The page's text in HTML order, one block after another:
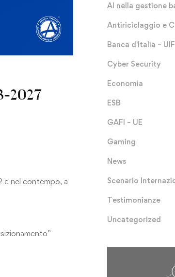
2027
e nel contempo, a
AI nella gestione
Antiriciclaggio e
Banca d'Italia –
Cyber Security
Economia
ESB
GAFI – UE
Gaming
News
Scenario
Testimonianze
Uncategorized